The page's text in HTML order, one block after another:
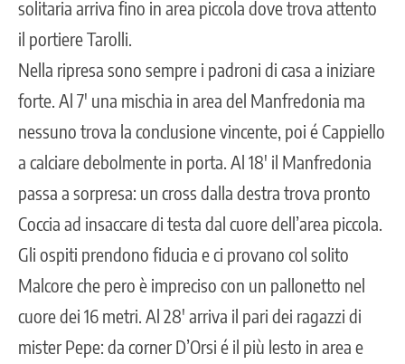
solitaria arriva fino in area piccola dove trova attento
il portiere Tarolli.
Nella ripresa sono sempre i padroni di casa a iniziare
forte. Al 7′ una mischia in area del Manfredonia ma
nessuno trova la conclusione vincente, poi é Cappiello
a calciare debolmente in porta. Al 18′ il Manfredonia
passa a sorpresa: un cross dalla destra trova pronto
Coccia ad insaccare di testa dal cuore dell’area piccola.
Gli ospiti prendono fiducia e ci provano col solito
Malcore che pero è impreciso con un pallonetto nel
cuore dei 16 metri. Al 28′ arriva il pari dei ragazzi di
mister Pepe: da corner D’Orsi é il più lesto in area e